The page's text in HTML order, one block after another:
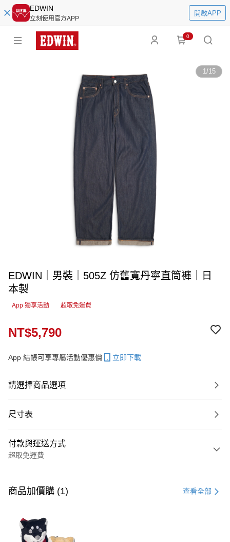
EDWIN
立刻使用官方APP
開啟APP
0
1/15
EDWIN｜男裝｜505Z 仿舊寬丹寧直筒褲｜日
本製
App 獨享活動 超取免運費
NT$5,790
App 結帳可享專屬活動優惠價 立即下載
請選擇商品選項
尺寸表
付款與運送方式
超取免運費
信用卡一次付款
LINE Pay
商品加價購 (1) 查看全部